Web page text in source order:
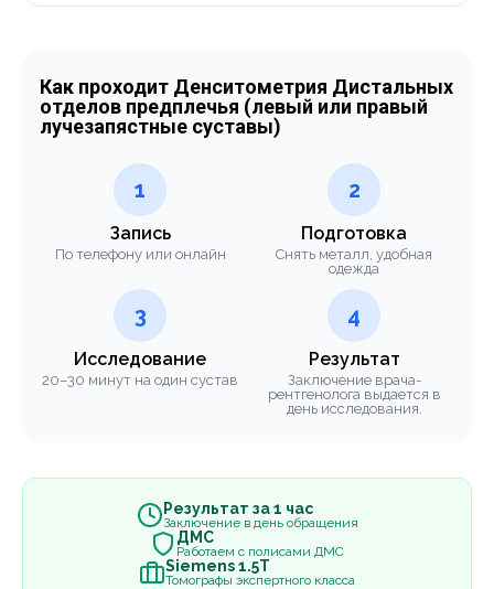
Как проходит Денситометрия Дистальных
отделов предплечья (левый или правый
лучезапястные суставы)
1
Запись
По телефону или онлайн
2
Подготовка
Снять металл, удобная
одежда
3
Исследование
20–30 минут на один сустав
4
Результат
Заключение врача-
рентгенолога выдается в
день исследования.
Результат за 1 час
Заключение в день обращения
ДМС
Работаем с полисами ДМС
Siemens 1.5Т
Томографы экспертного класса